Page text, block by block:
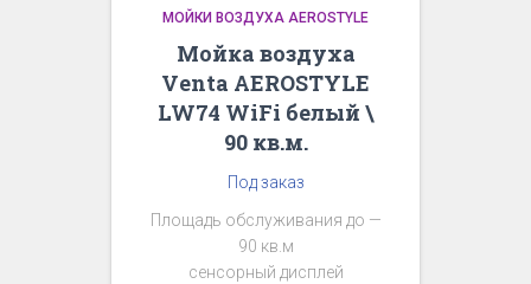
МОЙКИ ВОЗДУХА AEROSTYLE
Мойка воздуха
Venta AEROSTYLE
LW74 WiFi белый \
90 кв.м.
Под заказ
Площадь обслуживания до —
90 кв.м
сенсорный дисплей